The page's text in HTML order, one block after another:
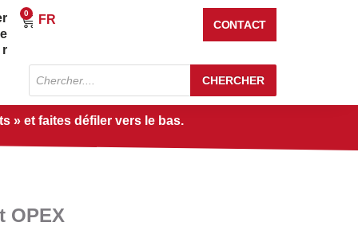
r
0
Panier
FR CONTACT
Recherche
de
produits
CHERCHER
» et faites défiler vers le bas.
OPEX